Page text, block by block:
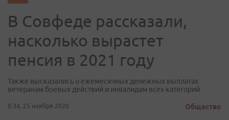
В Совфеде рассказали,
насколько вырастет
пенсия в 2021 году
Также высказались о ежемесячных денежных выплатах
ветеранам боевых действий и инвалидам всех категорий
0:34, 25 ноября 2020 Общество